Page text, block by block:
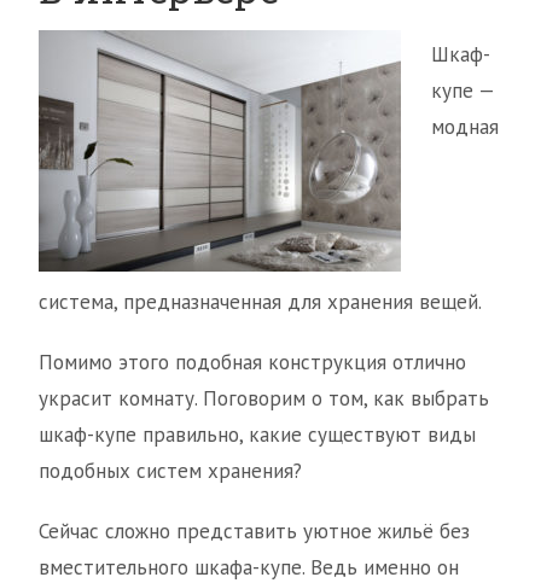
Шкаф-
купе —
модная
система, предназначенная для хранения вещей.
Помимо этого подобная конструкция отлично
украсит комнату. Поговорим о том, как выбрать
шкаф-купе правильно, какие существуют виды
подобных систем хранения?
Сейчас сложно представить уютное жильё без
вместительного шкафа-купе. Ведь именно он